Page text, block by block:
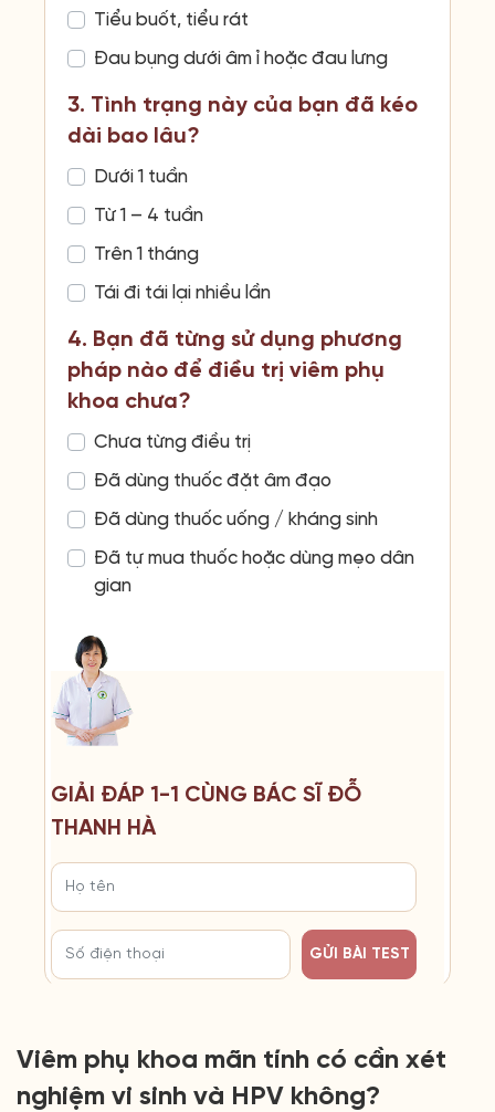
Tiểu buốt, tiểu rát
Đau bụng dưới âm ỉ hoặc đau lưng
3. Tình trạng này của bạn đã kéo
dài bao lâu?
Dưới 1 tuần
Từ 1 – 4 tuần
Trên 1 tháng
Tái đi tái lại nhiều lần
4. Bạn đã từng sử dụng phương
pháp nào để điều trị viêm phụ
khoa chưa?
Chưa từng điều trị
Đã dùng thuốc đặt âm đạo
Đã dùng thuốc uống / kháng sinh
Đã tự mua thuốc hoặc dùng mẹo dân
gian
GIẢI ĐÁP 1-1 CÙNG BÁC SĨ ĐỖ
THANH HÀ
GỬI BÀI TEST
Viêm phụ khoa mãn tính có cần xét
nghiệm vi sinh và HPV không?